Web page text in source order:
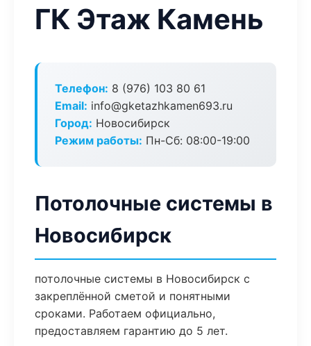
ГК Этаж Камень
Телефон: 8 (976) 103 80 61
Email: info@gketazhkamen693.ru
Город: Новосибирск
Режим работы: Пн-Сб: 08:00-19:00
Потолочные системы в
Новосибирск
потолочные системы в Новосибирск с
закреплённой сметой и понятными
сроками. Работаем официально,
предоставляем гарантию до 5 лет.